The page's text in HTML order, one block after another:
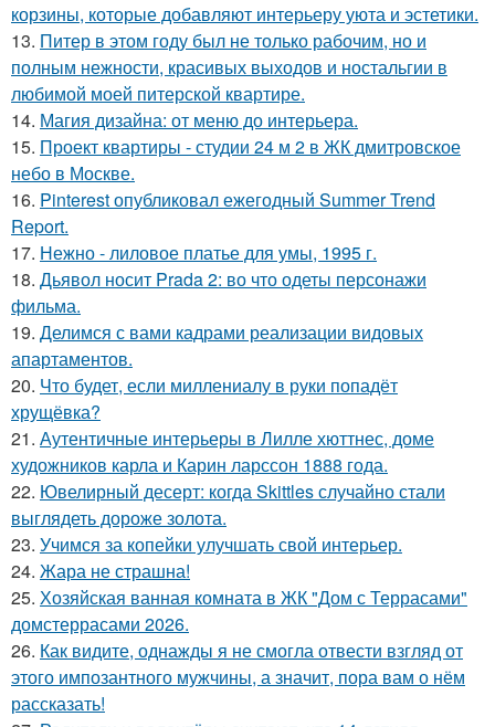
корзины, которые добавляют интерьеру уюта и эстетики.
13. Питер в этом году был не только рабочим, но и
полным нежности, красивых выходов и ностальгии в
любимой моей питерской квартире.
14. Магия дизайна: от меню до интерьера.
15. Проект квартиры - студии 24 м 2 в ЖК дмитровское
небо в Москве.
16. Pinterest опубликовал ежегодный Summer Trend
Report.
17. Нежно - лиловое платье для умы, 1995 г.
18. Дьявол носит Prada 2: во что одеты персонажи
фильма.
19. Делимся с вами кадрами реализации видовых
апартаментов.
20. Что будет, если миллениалу в руки попадёт
хрущёвка?
21. Аутентичные интерьеры в Лилле хюттнес, доме
художников карла и Карин ларссон 1888 года.
22. Ювелирный десерт: когда Skittles случайно стали
выглядеть дороже золота.
23. Учимся за копейки улучшать свой интерьер.
24. Жара не страшна!
25. Хозяйская ванная комната в ЖК "Дом с Террасами"
домстеррасами 2026.
26. Как видите, однажды я не смогла отвести взгляд от
этого импозантного мужчины, а значит, пора вам о нём
рассказать!